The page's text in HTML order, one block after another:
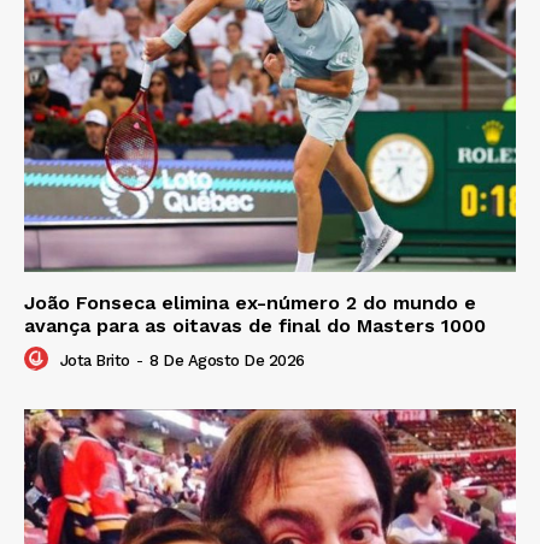
João Fonseca elimina ex-número 2 do mundo e
avança para as oitavas de final do Masters 1000
Jota Brito - 8 De Agosto De 2026